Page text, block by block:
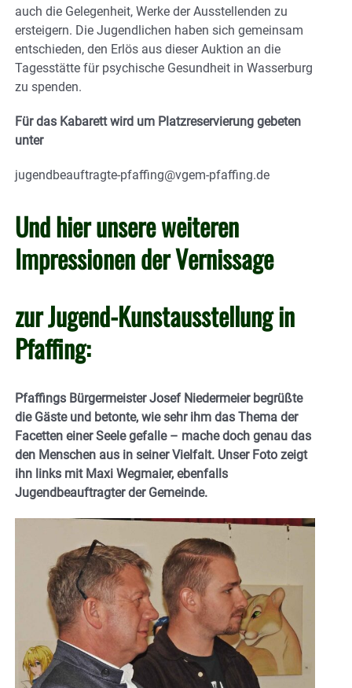
auch die Gelegenheit, Werke der Ausstellenden zu
ersteigern. Die Jugendlichen haben sich gemeinsam
entschieden, den Erlös aus dieser Auktion an die
Tagesstätte für psychische Gesundheit in Wasserburg
zu spenden.
Für das Kabarett wird um Platzreservierung gebeten
unter
jugendbeauftragte-pfaffing@vgem-pfaffing.de
Und hier unsere weiteren
Impressionen der Vernissage
zur Jugend-Kunstausstellung in
Pfaffing:
Pfaffings Bürgermeister Josef Niedermeier begrüßte
die Gäste und betonte, wie sehr ihm das Thema der
Facetten einer Seele gefalle – mache doch genau das
den Menschen aus in seiner Vielfalt. Unser Foto zeigt
ihn links mit Maxi Wegmaier, ebenfalls
Jugendbeauftragter der Gemeinde.